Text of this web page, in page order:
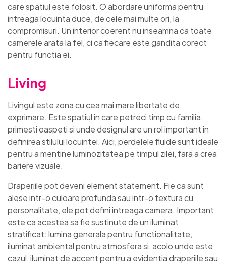
care spatiul este folosit. O abordare uniforma pentru
intreaga locuinta duce, de cele mai multe ori, la
compromisuri. Un interior coerent nu inseamna ca toate
camerele arata la fel, ci ca fiecare este gandita corect
pentru functia ei.
Living
Livingul este zona cu cea mai mare libertate de
exprimare. Este spatiul in care petreci timp cu familia,
primesti oaspeti si unde designul are un rol important in
definirea stilului locuintei. Aici, perdelele fluide sunt ideale
pentru a mentine luminozitatea pe timpul zilei, fara a crea
bariere vizuale.
Draperiile pot deveni element statement. Fie ca sunt
alese intr-o culoare profunda sau intr-o textura cu
personalitate, ele pot defini intreaga camera. Important
este ca acestea sa fie sustinute de un iluminat
stratificat: lumina generala pentru functionalitate,
iluminat ambiental pentru atmosfera si, acolo unde este
cazul, iluminat de accent pentru a evidentia draperiile sau